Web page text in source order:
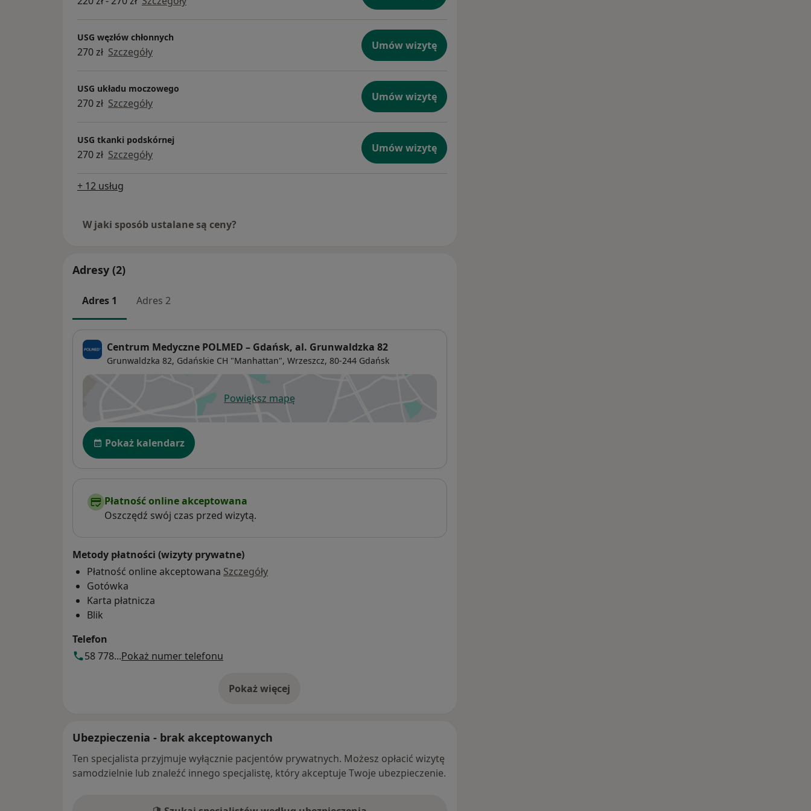
USG węzłów chłonnych
270 zł Szczegóły Umów wizytę
USG układu moczowego
270 zł Szczegóły Umów wizytę
USG tkanki podskórnej
270 zł Szczegóły Umów wizytę
+ 12 usług
W jaki sposób ustalane są ceny?
Adresy (2)
Adres 1 Adres 2
Centrum Medyczne POLMED – Gdańsk, al. Grunwaldzka 82
Grunwaldzka 82, Gdańskie CH "Manhattan", Wrzeszcz, 80-244 Gdańsk
Powiększ mapęotwiera się w nowej karcie
Dostępność
Pokaż kalendarz
Płatność online akceptowana
Oszczędź swój czas przed wizytą.
Metody płatności (wizyty prywatne)
Płatność online akceptowana Szczegóły
Gotówka
Karta płatnicza
Blik
Telefon
58 778...Pokaż numer telefonu
Pokaż więcej
o adresie
Ubezpieczenia - brak akceptowanych
Ten specjalista przyjmuje wyłącznie pacjentów prywatnych. Możesz opłacić wizytę
samodzielnie lub znaleźć innego specjalistę, który akceptuje Twoje ubezpieczenie.